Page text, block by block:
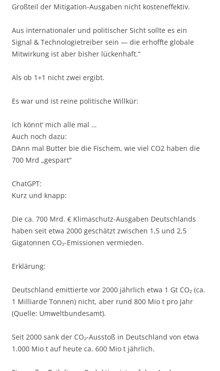
Großteil der Mitigation-Ausgaben nicht kosteneffektiv.
Aus internationaler und politischer Sicht sollte es ein
Signal & Technologietreiber sein — die erhoffte globale
Mitwirkung ist aber bisher lückenhaft.“
Als ob 1+1 nicht zwei ergibt.
Es war und ist reine politische Willkür:
Ich könnt‘ mich alle mal …
Auch noch dazu:
DAnn mal Butter bie die Fischem, wie viel CO2 haben die
700 Mrd „gespart“
ChatGPT:
Kurz und knapp:
Die ca. 700 Mrd. € Klimaschutz-Ausgaben Deutschlands
haben seit etwa 2000 geschätzt zwischen 1,5 und 2,5
Gigatonnen CO₂-Emissionen vermieden.
Erklärung:
Deutschland emittierte vor 2000 jährlich etwa 1 Gt CO₂ (ca.
1 Milliarde Tonnen) nicht, aber rund 800 Mio t pro Jahr
(Quelle: Umweltbundesamt).
Seit 2000 sank der CO₂-Ausstoß in Deutschland von etwa
1.000 Mio t auf heute ca. 600 Mio t jährlich.